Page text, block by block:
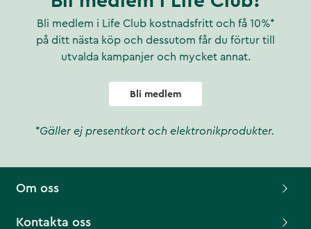
Bli medlem i Life Club kostnadsfritt och få 10%*
på ditt nästa köp och dessutom får du förtur till
utvalda kampanjer och mycket annat.
Bli medlem
*Gäller ej presentkort och elektronikprodukter.
Om oss
Kontakta oss